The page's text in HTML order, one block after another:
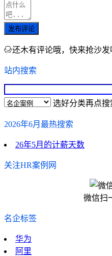
发布评论
还木有评论哦，快来抢沙发
站内搜索
选好分类再点搜
2026年6月最热搜索
26年5月的计薪天数
关注HR案例网
微信扫
名企标签
华为
阿里